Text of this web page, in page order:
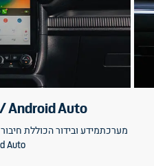
Android Auto
Auto